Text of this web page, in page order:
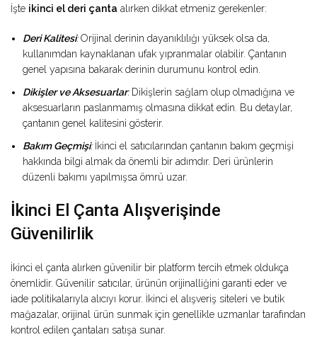
İşte ikinci el deri çanta alırken dikkat etmeniz gerekenler:
Deri Kalitesi:Orijinal derinin dayanıklılığı yüksek olsa da,
kullanımdan kaynaklanan ufak yıpranmalar olabilir. Çantanın
genel yapısına bakarak derinin durumunu kontrol edin.
Dikişler ve Aksesuarlar:Dikişlerin sağlam olup olmadığına ve
aksesuarların paslanmamış olmasına dikkat edin. Bu detaylar,
çantanın genel kalitesini gösterir.
Bakım Geçmişi:İkinci el satıcılarından çantanın bakım geçmişi
hakkında bilgi almak da önemli bir adımdır. Deri ürünlerin
düzenli bakımı yapılmışsa ömrü uzar.
İkinci El Çanta Alışverişinde
Güvenilirlik
İkinci el çanta alırken güvenilir bir platform tercih etmek oldukça
önemlidir. Güvenilir satıcılar, ürünün orijinalliğini garanti eder ve
iade politikalarıyla alıcıyı korur. İkinci el alışveriş siteleri ve butik
mağazalar, orijinal ürün sunmak için genellikle uzmanlar tarafından
kontrol edilen çantaları satışa sunar.